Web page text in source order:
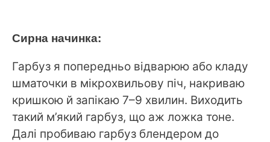
Сирна начинка:
Гарбуз я попередньо відварюю або кладу
шматочки в мікрохвильову піч, накриваю
кришкою й запікаю 7–9 хвилин. Виходить
такий м’який гарбуз, що аж ложка тоне.
Далі пробиваю гарбуз блендером до